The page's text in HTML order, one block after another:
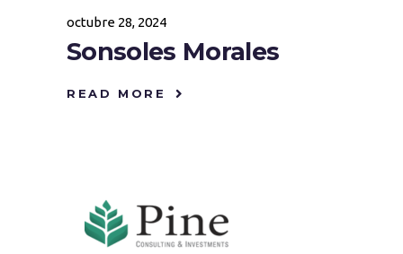
octubre 28, 2024
Sonsoles Morales
READ MORE